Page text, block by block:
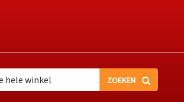
Zoek
Zoek